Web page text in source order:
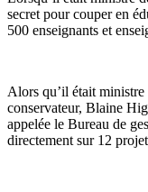
secret pour couper en
500 enseignants et
Alors qu’il était
conservateur, Blaine
appelée le Bureau de
directement sur 12